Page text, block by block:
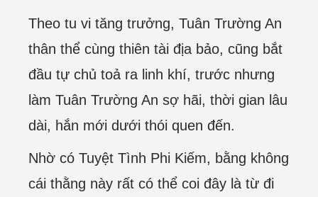
Theo tu vi tăng trưởng, Tuân Trường An
thân thể cùng thiên tài địa bảo, cũng bắt
đầu tự chủ toả ra linh khí, trước nhưng
làm Tuân Trường An sợ hãi, thời gian lâu
dài, hắn mới dưới thói quen đến.
Nhờ có Tuyệt Tình Phi Kiếm, bằng không
cái thằng này rất có thể coi đây là từ đi